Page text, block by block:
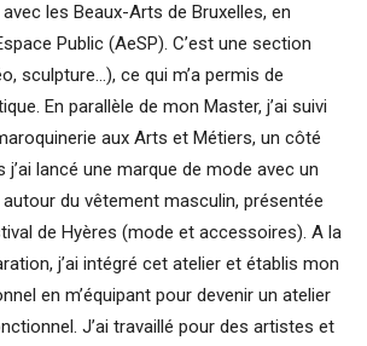
les Beaux-Arts de Bruxelles, en
Public (AeSP). C’est une section
sculpture…), ce qui m’a permis de
En parallèle de mon Master, j’ai suivi
aux Arts et Métiers, un côté
j’ai lancé une marque de mode avec un
du vêtement masculin, présentée
de Hyères (mode et accessoires). A la
j’ai intégré cet atelier et établis mon
en m’équipant pour devenir un atelier
J’ai travaillé pour des artistes et